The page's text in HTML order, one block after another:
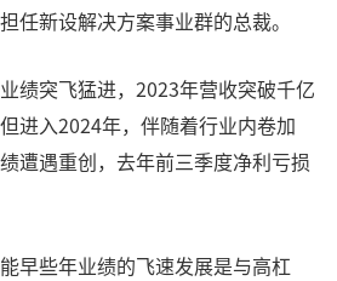
任新设解决方案事业群的总裁。
绩突飞猛进，2023年营收突破千亿
进入2024年，伴随着行业内卷加
遭遇重创，去年前三季度净利亏损
早些年业绩的飞速发展是与高杠